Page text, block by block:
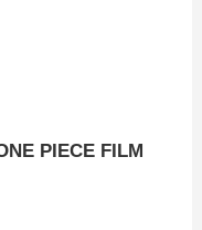
PIECE FILM